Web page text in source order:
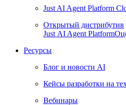
Just AI Agent Platform
Открытый дистрибутив
Just AI Agent Platform
Ресурсы
Блог и новости AI
Кейсы разработки на
Вебинары